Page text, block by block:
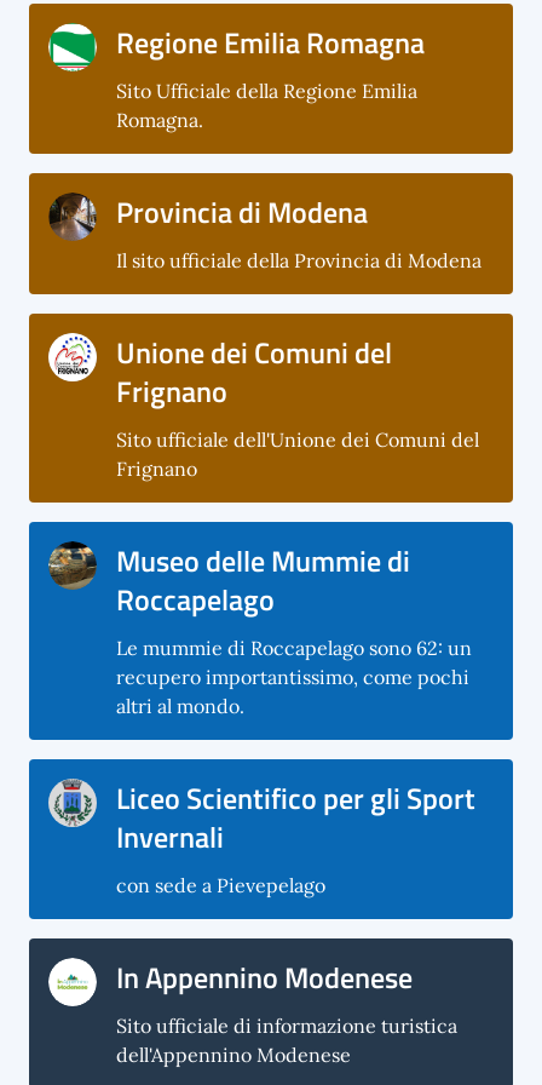
Regione Emilia Romagna
Sito Ufficiale della Regione Emilia
Romagna.
Provincia di Modena
Il sito ufficiale della Provincia di Modena
Unione dei Comuni del
Frignano
Sito ufficiale dell'Unione dei Comuni del
Frignano
Museo delle Mummie di
Roccapelago
Le mummie di Roccapelago sono 62: un
recupero importantissimo, come pochi
altri al mondo.
Liceo Scientifico per gli Sport
Invernali
con sede a Pievepelago
In Appennino Modenese
Sito ufficiale di informazione turistica
dell'Appennino Modenese